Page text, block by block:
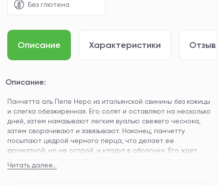
Без глютена
Описание Характеристики
Описание:
Панчетта аль Пепе Неро из итальянской свинины без кожицы
и слегка обезжиренная. Его солят и оставляют на несколько
дней, затем намазывают легким вуалью свежего чеснока,
затем сворачивают и завязывают. Наконец, панчетту
посыпают цедрой черного перца, что делает ее
ароматной, но не острой, и кладут в оболочки. Его ждет
и округлому вкусу, очень сладкий и аппетитный. Его мягкая
Читать далее...